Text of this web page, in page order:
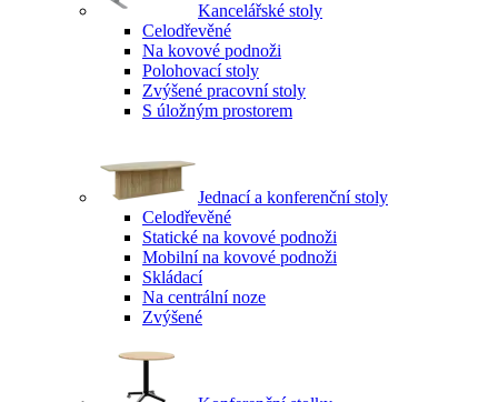
Kancelářské stoly
Celodřevěné
Na kovové podnoži
Polohovací stoly
Zvýšené pracovní stoly
S úložným prostorem
Jednací a konferenční stoly
Celodřevěné
Statické na kovové podnoži
Mobilní na kovové podnoži
Skládací
Na centrální noze
Zvýšené